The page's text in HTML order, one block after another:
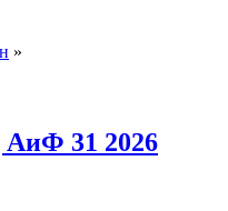
»
АиФ 31 2026